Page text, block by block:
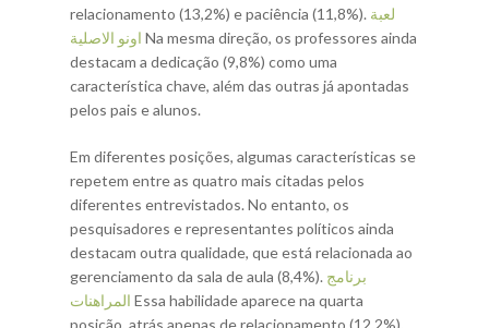
relacionamento (13,2%) e paciência (11,8%). لعبة
اونو الاصلية Na mesma direção, os professores ainda
destacam a dedicação (9,8%) como uma
característica chave, além das outras já apontadas
pelos pais e alunos.
Em diferentes posições, algumas características se
repetem entre as quatro mais citadas pelos
diferentes entrevistados. No entanto, os
pesquisadores e representantes políticos ainda
destacam outra qualidade, que está relacionada ao
gerenciamento da sala de aula (8,4%). برنامج
المراهنات Essa habilidade aparece na quarta
posição, atrás apenas de relacionamento (12,2%),